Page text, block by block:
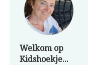
Welkom op
Kidshoekje...